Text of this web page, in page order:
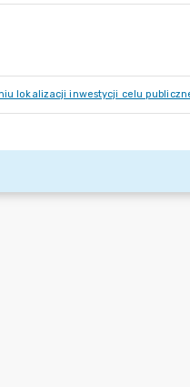
lokalizacji inwestycji celu